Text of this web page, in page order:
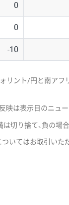
0
0
-10
リント/円と南ア
映は表示日のニュ
切り捨て、負の場
いてはお取引いた